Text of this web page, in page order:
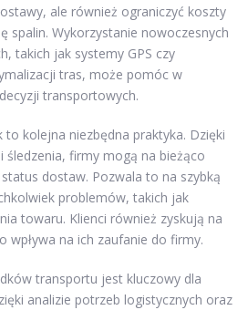
ale również ograniczyć koszty
spalin. Wykorzystanie nowoczesnych
takich jak systemy GPS czy
tras, może pomóc w
transportowych.
to kolejna niezbędna praktyka. Dzięki
firmy mogą na bieżąco
dostaw. Pozwala to na szybką
problemów, takich jak
towaru. Klienci również zyskują na
wpływa na ich zaufanie do firmy.
transportu jest kluczowy dla
analizie potrzeb logistycznych oraz